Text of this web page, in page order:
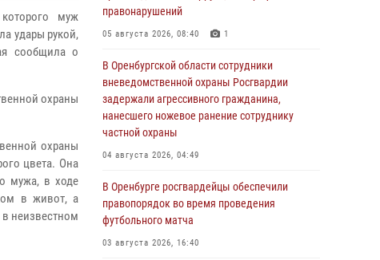
которого муж
удары рукой,
сообщила о
охраны
охраны
цвета. Она
мужа, в ходе
в живот, а
неизвестном
правонарушений
05 августа 2026, 08:40 1
В Оренбургской области сотрудники
вневедомственной охраны Росгвардии
задержали агрессивного гражданина,
нанесшего ножевое ранение сотруднику
частной охраны
04 августа 2026, 04:49
В Оренбурге росгвардейцы обеспечили
правопорядок во время проведения
футбольного матча
03 августа 2026, 16:40